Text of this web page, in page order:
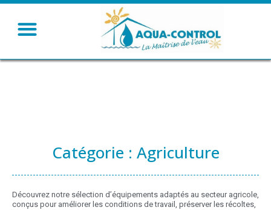
Catégorie : Agriculture
Découvrez notre sélection d’équipements adaptés au secteur agricole,
conçus pour améliorer les conditions de travail, préserver les récoltes,